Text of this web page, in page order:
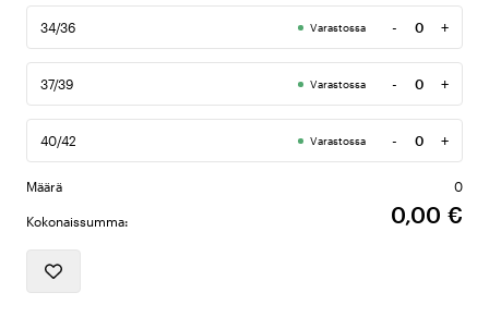
34/36 Varastossa -
Määrä
+
37/39 Varastossa -
Määrä
+
40/42 Varastossa -
Määrä
+
Määrä 0
Kokonaissumma: 0,00 €